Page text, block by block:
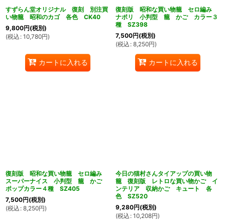
すずらん堂オリジナル 復刻 別注買
い物籠 昭和のカゴ 各色 CK40
9,800円(税別)
(税込 : 10,780円)
カートに入れる
復刻版 昭和な買い物籠 セロ編み
ナポリ 小判型 籠 かご カラー３
種 SZ398
7,500円(税別)
(税込 : 8,250円)
カートに入れる
復刻版 昭和な買い物籠 セロ編み
スーパーナイス 小判型 籠 かご
ポップカラー４種 SZ405
7,500円(税別)
(税込 : 8,250円)
今日の猫村さんタイアップの買い物
籠 復刻版 レトロな買い物かご イ
ンテリア 収納かご キュート 各
色 SZ520
9,280円(税別)
(税込 : 10,208円)